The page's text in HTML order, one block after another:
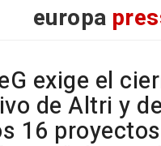
europa
exige el
de Altri y
16 proyectos